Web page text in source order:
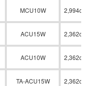
MCU10W 2,994cc
ACU15W 2,362cc
ACU10W 2,362cc
TA-ACU15W 2,362cc